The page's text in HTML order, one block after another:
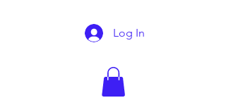
Log In